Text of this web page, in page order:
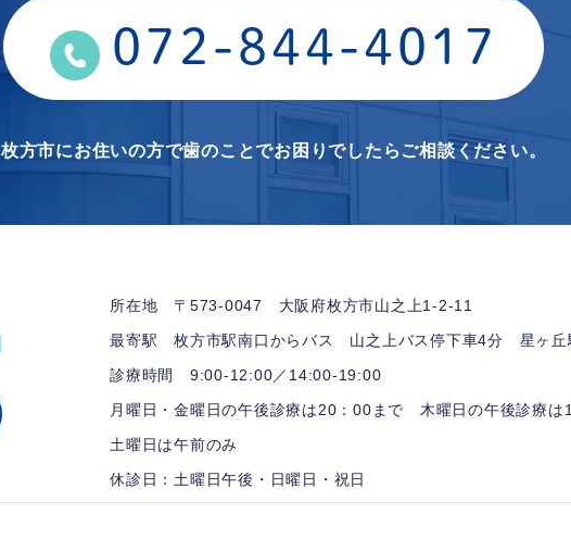
072-844-4017
枚方市にお住いの方で歯のことでお困りでしたらご相談ください。
所在地 〒573-0047 大阪府枚方市山之上1-2-11
最寄駅 枚方市駅南口からバス 山之上バス停下車4分 星ヶ丘
診療時間 9:00-12:00／14:00-19:00
月曜日・金曜日の午後診療は20：00まで 木曜日の午後診療は
土曜日は午前のみ
休診日：土曜日午後・日曜日・祝日